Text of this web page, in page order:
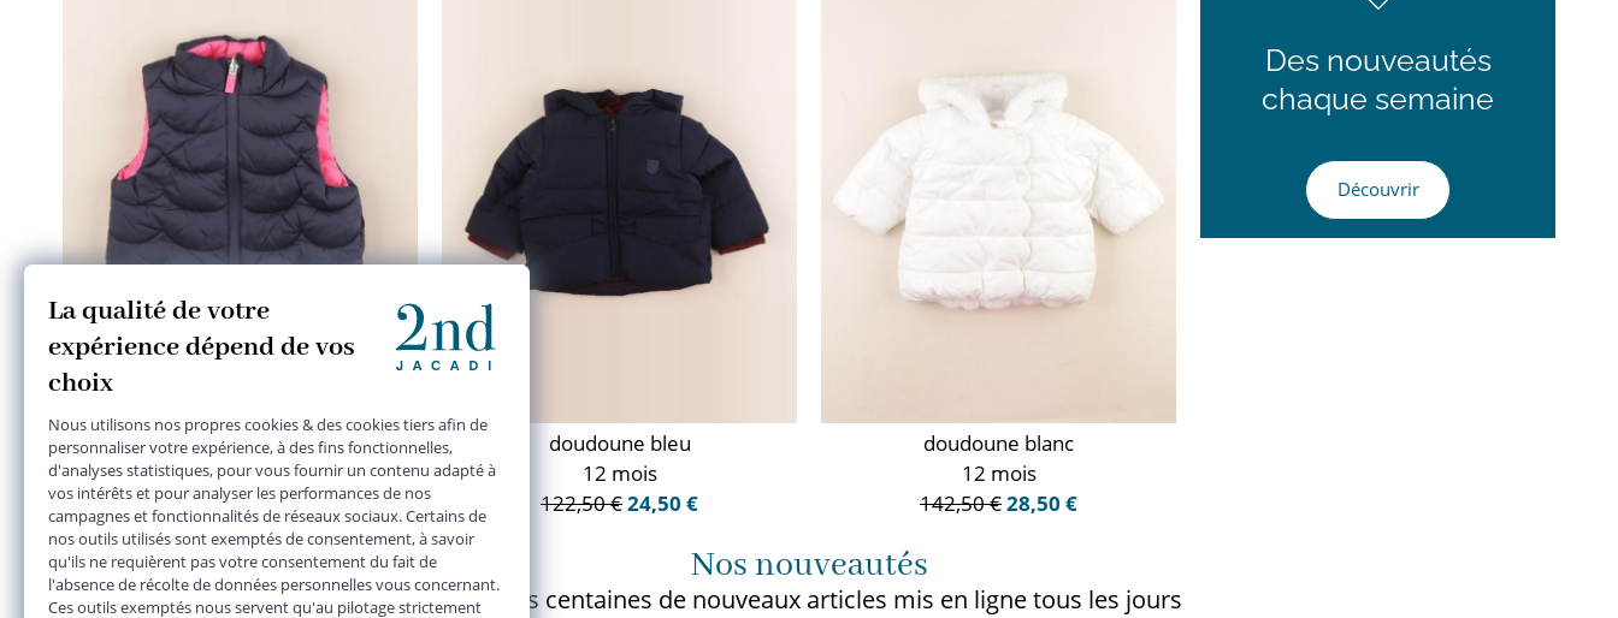
doudoune bleu, rose
12 mois
22,50 €
doudoune bleu
12 mois
122,50 €24,50 €
doudoune blanc
12 mois
142,50 €28,50 €
Des nouveautés
chaque semaine
Découvrir
Nos nouveautés
Plusieurs centaines de nouveaux articles mis en ligne tous les jours